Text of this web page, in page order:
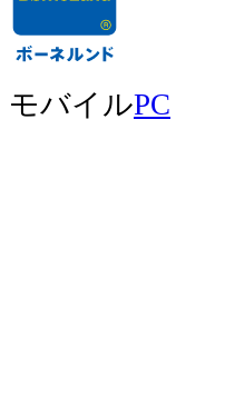
モバイルPC